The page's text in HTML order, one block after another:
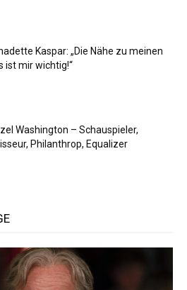
Kaspar: „Die Nähe zu meinen
ist mir wichtig!“
Washington – Schauspieler,
Philanthrop, Equalizer